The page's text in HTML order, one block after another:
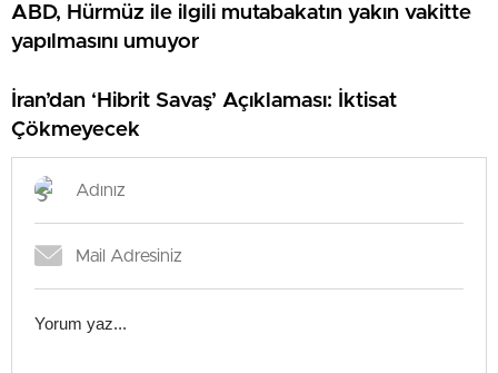
ABD, Hürmüz ile ilgili mutabakatın yakın vakitte
yapılmasını umuyor
İran’dan ‘Hibrit Savaş’ Açıklaması: İktisat
Çökmeyecek